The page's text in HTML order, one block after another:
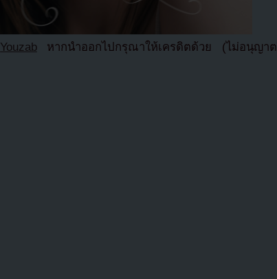
Youzabหากนำออกไปกรุณาให้เครดิตด้วย (ไม่อนุญาต